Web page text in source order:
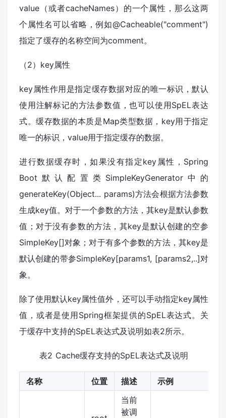
value（或者cacheNames）的一个属性，那么这两
个属性名可以省略，例如@Cacheable("comment")
指定了缓存的名称空间为comment。
（2）key属性
key属性作用是指定缓存数据对应的唯一标识，默认
使用注解标记的方法参数值，也可以使用SpEL表达
式。缓存数据的本质是Map类型数据，key用于指定
唯一的标识，value用于指定缓存的数据。
进行数据缓存时，如果没有指定key属性，Spring
Boot默认配置类SimpleKeyGenerator中的
generateKey(Object... params)方法会根据方法参数
生成key值。对于一个参数的方法，其key是默认参数
值；对于没有参数的方法，其key是默认创建的空参
SimpleKey[]对象；对于有多个参数的方法，其key是
默认创建的带参SimpleKey[params1, [params2,..]对
象。
除了使用默认key属性值外，还可以手动指定key属性
值，或者是使用Spring框架提供的SpEL表达式。关
于缓存中支持的SpEL表达式及说明如表2所示。
表2 Cache缓存支持的SpEL表达式及说明
名称 位置 描述 示例
当前
被调